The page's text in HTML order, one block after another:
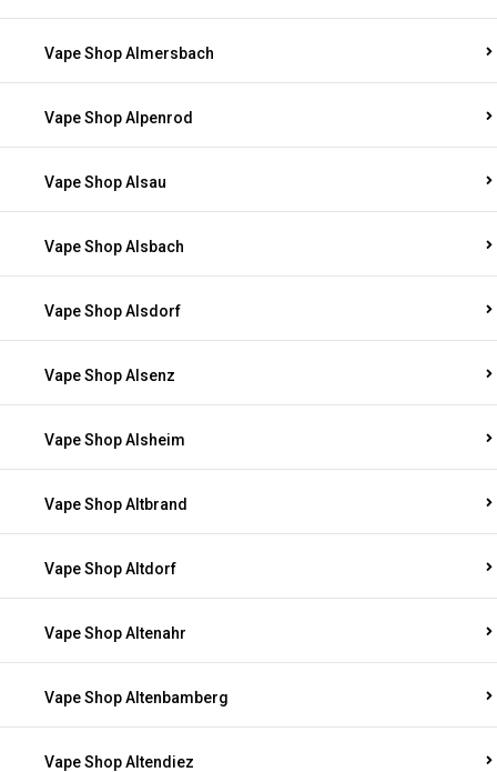
Vape Shop Almersbach
Vape Shop Alpenrod
Vape Shop Alsau
Vape Shop Alsbach
Vape Shop Alsdorf
Vape Shop Alsenz
Vape Shop Alsheim
Vape Shop Altbrand
Vape Shop Altdorf
Vape Shop Altenahr
Vape Shop Altenbamberg
Vape Shop Altendiez